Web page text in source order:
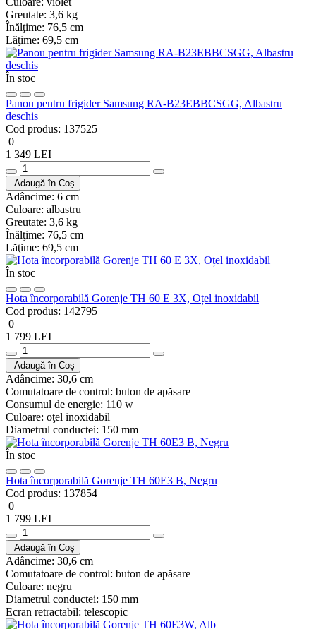
Greutate: 3,6 kg
Înălţime: 76,5 cm
Lăţime: 69,5 cm
În stoc
Panou pentru frigider Samsung RA-B23EBBCSGG, Albastru
deschis
Cod produs: 137525
0
1 349 LEI
Adaugă în Coș
Adâncime: 6 cm
Culoare: albastru
Greutate: 3,6 kg
Înălţime: 76,5 cm
Lăţime: 69,5 cm
În stoc
Hota încorporabilă Gorenje TH 60 E 3X, Oțel inoxidabil
Cod produs: 142795
0
1 799 LEI
Adaugă în Coș
Adâncime: 30,6 cm
Comutatoare de control: buton de apăsare
Consumul de energie: 110 w
Culoare: oţel inoxidabil
Diametrul conductei: 150 mm
În stoc
Hota încorporabilă Gorenje TH 60E3 B, Negru
Cod produs: 137854
0
1 799 LEI
Adaugă în Coș
Adâncime: 30,6 cm
Comutatoare de control: buton de apăsare
Culoare: negru
Diametrul conductei: 150 mm
Ecran retractabil: telescopic